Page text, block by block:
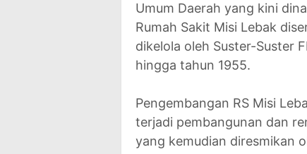
Umum Daerah yang kini
Rumah Sakit Misi Lebak
dikelola oleh Suster-Suster
hingga tahun 1955.
Pengembangan RS Misi
terjadi pembangunan dan
yang kemudian diresmikan